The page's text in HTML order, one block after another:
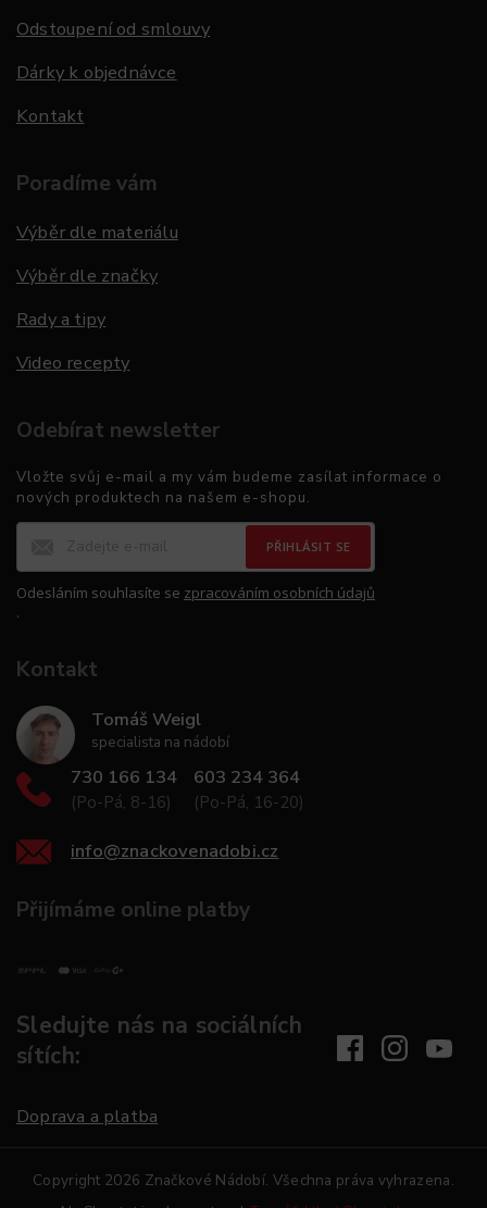
Odstoupení od smlouvy
Dárky k objednávce
Kontakt
Poradíme vám
Výběr dle materiálu
Výběr dle značky
Rady a tipy
Video recepty
Odebírat newsletter
Vložte svůj e-mail a my vám budeme zasílat informace o
nových produktech na našem e-shopu.
PŘIHLÁSIT SE
Odesláním souhlasíte se zpracováním osobních údajů
.
Kontakt
Tomáš Weigl
specialista na nádobí
730 166 134
(Po-Pá, 8-16)
603 234 364
(Po-Pá, 16-20)
info@znackovenadobi.cz
Přijímáme online platby
Sledujte nás na sociálních
sítích:
Doprava a platba
Copyright 2026 Značkové Nádobí. Všechna práva vyhrazena.